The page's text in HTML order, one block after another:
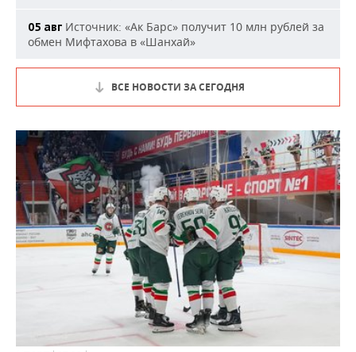
05 авг Источник: «Ак Барс» получит 10 млн рублей за
обмен Мифтахова в «Шанхай»
ВСЕ НОВОСТИ ЗА СЕГОДНЯ